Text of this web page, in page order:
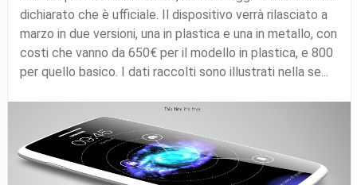
dichiarato che è ufficiale. Il dispositivo verrà rilasciato a
marzo in due versioni, una in plastica e una in metallo, con
costi che vanno da 650€ per il modello in plastica, e 800
per quello basico. I dati raccolti sono illustrati nella se...